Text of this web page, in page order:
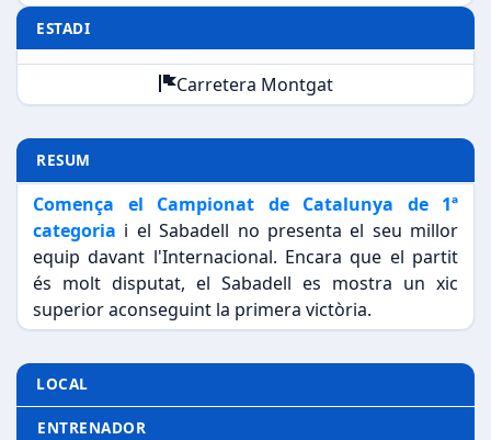
ESTADI
Carretera Montgat
RESUM
Comença el Campionat de Catalunya de 1ª
categoria i el Sabadell no presenta el seu millor
equip davant l'Internacional. Encara que el partit
és molt disputat, el Sabadell es mostra un xic
superior aconseguint la primera victòria.
LOCAL
ENTRENADOR